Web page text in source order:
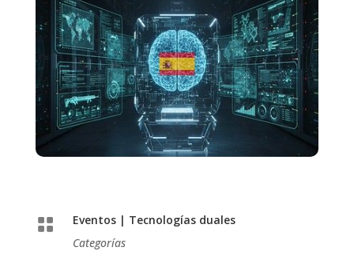
 Eventos| Tecnologías duales
Categorías